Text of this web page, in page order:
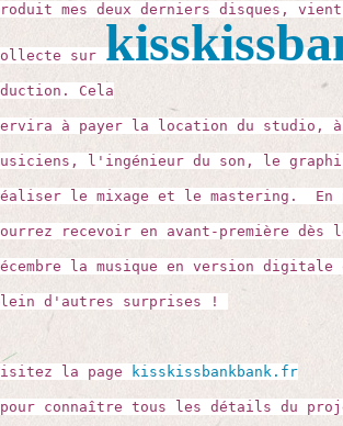
mes deux derniers disques,
sur
Cela
à payer la location du studio, à
l'ingénieur du son, le
le mixage et le mastering. En
recevoir en avant-première dès
la musique en version
d'autres surprises !
la page kisskissbankbank.fr
connaître tous les détails du